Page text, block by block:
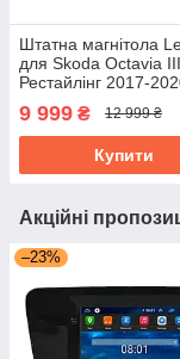
Штатна магнітола
для Skoda Octavia
Рестайлінг 2017-
екран 10" 4/32Gb
GPS Top
9 999 ₴ 12 999 ₴
Купити
Акційні
–23%